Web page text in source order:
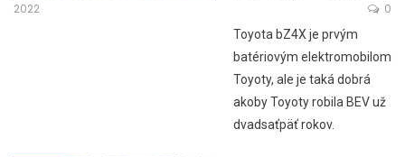
2022
0
Toyota bZ4X je prvým
batériovým elektromobilom
Toyoty, ale je taká dobrá
akoby Toyoty robila BEV už
dvadsaťpäť rokov.